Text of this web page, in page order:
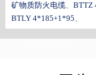
矿物质防火电缆、 BTTZ
BTLY 4*185+1*95、